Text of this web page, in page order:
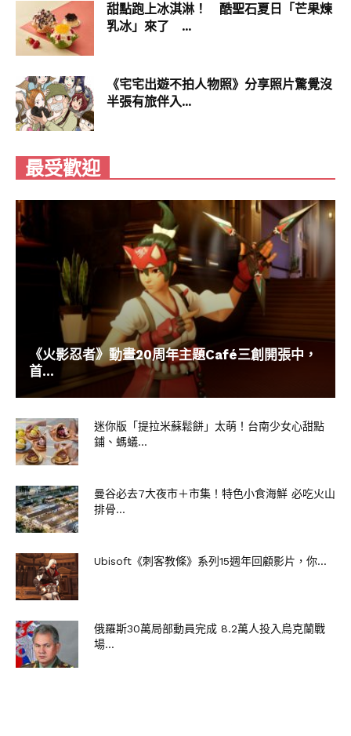
甜點跑上冰淇淋！ 酷聖石夏日「芒果煉
乳冰」來了 ...
《宅宅出遊不拍人物照》分享照片驚覺沒
半張有旅伴入...
最受歡迎
《火影忍者》動畫20周年主題Café三創開張中，
首...
迷你版「提拉米蘇鬆餅」太萌！台南少女心甜點
鋪、螞蟻...
曼谷必去7大夜市＋市集！特色小食海鮮 必吃火山
排骨...
Ubisoft《刺客教條》系列15週年回顧影片，你...
俄羅斯30萬局部動員完成 8.2萬人投入烏克蘭戰
場...